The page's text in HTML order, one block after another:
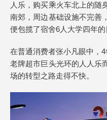
人乐，购买乘火车北上的随
南郊，周边基础设施不完善
便包揽了宿舍6人大学四年的
在普通消费者张小凡眼中，
老牌超市巨头光环的人人乐
场的转型之路走得不快。